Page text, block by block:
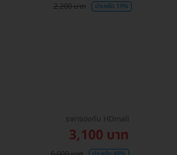
2,200 บาท ประหยัด 19%
ราคาจองกับ HDmall
3,100 บาท